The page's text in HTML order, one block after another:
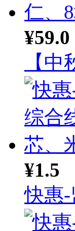
¥59.0
【
¥1.5
快惠